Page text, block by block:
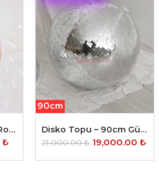
Disko Topu – 70cm Rose
₺
Disko Topu – 90cm Gümüş
21,000.00₺ 19,000.00 ₺